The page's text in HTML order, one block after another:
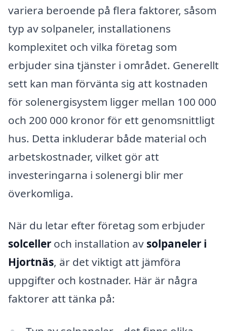
variera beroende på flera faktorer, såsom
typ av solpaneler, installationens
komplexitet och vilka företag som
erbjuder sina tjänster i området. Generellt
sett kan man förvänta sig att kostnaden
för solenergisystem ligger mellan 100 000
och 200 000 kronor för ett genomsnittligt
hus. Detta inkluderar både material och
arbetskostnader, vilket gör att
investeringarna i solenergi blir mer
överkomliga.
När du letar efter företag som erbjuder
solceller och installation av solpaneler i
Hjortnäs, är det viktigt att jämföra
uppgifter och kostnader. Här är några
faktorer att tänka på: